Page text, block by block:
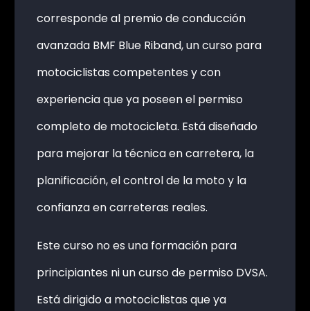
corresponde al premio de conducción
avanzada BMF Blue Riband, un curso para
motociclistas competentes y con
experiencia que ya poseen el permiso
completo de motocicleta. Está diseñado
para mejorar la técnica en carretera, la
planificación, el control de la moto y la
confianza en carreteras reales.
Este curso no es una formación para
principiantes ni un curso de permiso DVSA.
Está dirigido a motociclistas que ya